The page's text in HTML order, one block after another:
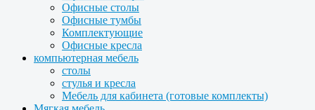
Офисные столы
Офисные тумбы
Комплектующие
Офисные кресла
компьютерная мебель
столы
стулья и кресла
Мебель для кабинета (готовые комплекты)